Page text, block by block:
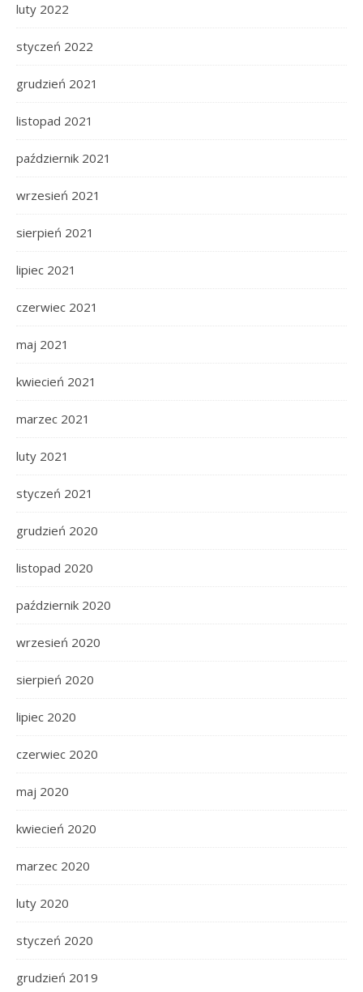
luty 2022
styczeń 2022
grudzień 2021
listopad 2021
październik 2021
wrzesień 2021
sierpień 2021
lipiec 2021
czerwiec 2021
maj 2021
kwiecień 2021
marzec 2021
luty 2021
styczeń 2021
grudzień 2020
listopad 2020
październik 2020
wrzesień 2020
sierpień 2020
lipiec 2020
czerwiec 2020
maj 2020
kwiecień 2020
marzec 2020
luty 2020
styczeń 2020
grudzień 2019